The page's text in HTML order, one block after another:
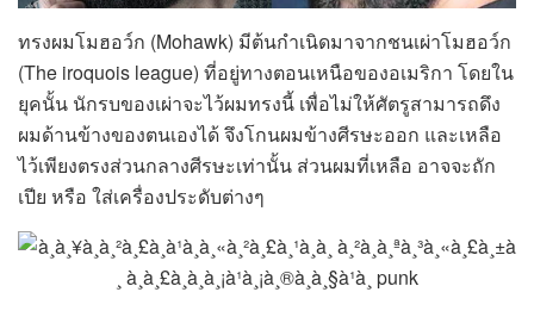
ทรงผมโมฮอว์ก (Mohawk) มีต้นกำเนิดมาจากชนเผ่าโมฮอว์ก
(The iroquois league) ที่อยู่ทางตอนเหนือของอเมริกา โดยใน
ยุคนั้น นักรบของเผ่าจะไว้ผมทรงนี้ เพื่อไม่ให้ศัตรูสามารถดึง
ผมด้านข้างของตนเองได้ จึงโกนผมข้างศีรษะออก และเหลือ
ไว้เพียงตรงส่วนกลางศีรษะเท่านั้น ส่วนผมที่เหลือ อาจจะถัก
เปีย หรือ ใส่เครื่องประดับต่างๆ